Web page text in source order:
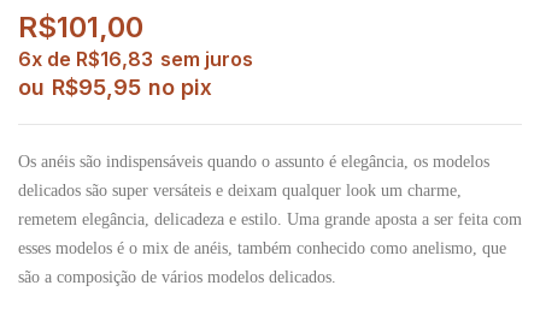
R$101,00
6x de R$16,83 sem juros
ou R$95,95 no pix
Os anéis são indispensáveis quando o assunto é elegância, os modelos
delicados são super versáteis e deixam qualquer look um charme,
remetem elegância, delicadeza e estilo. Uma grande aposta a ser feita com
esses modelos é o mix de anéis, também conhecido como anelismo, que
são a composição de vários modelos delicados.